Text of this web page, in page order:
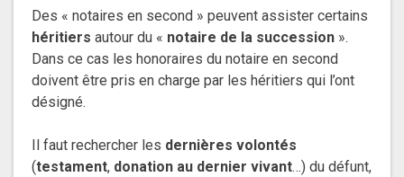
Des « notaires en second » peuvent assister certains
héritiers autour du « notaire de la succession ».
Dans ce cas les honoraires du notaire en second
doivent être pris en charge par les héritiers qui l’ont
désigné.
Il faut rechercher les dernières volontés
(testament, donation au dernier vivant…) du défunt,